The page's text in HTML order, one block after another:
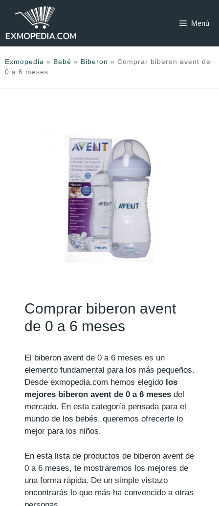
Menú
Exmopedia » Bebé » Biberon » Comprar biberon avent de
0 a 6 meses
Comprar biberon avent
de 0 a 6 meses
El biberon avent de 0 a 6 meses es un
elemento fundamental para los más pequeños.
Desde exmopedia.com hemos elegido los
mejores biberon avent de 0 a 6 meses del
mercado. En esta categoría pensada para el
mundo de los bebés, queremos ofrecerte lo
mejor para los niños.
En esta lista de productos de biberon avent de
0 a 6 meses, te mostraremos los mejores de
una forma rápida. De un simple vistazo
encontrarás lo que más ha convencido a otras